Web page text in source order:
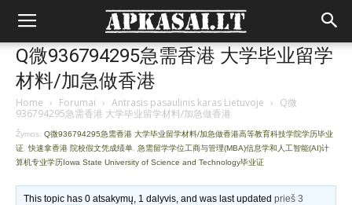
Q微936794295急需香港 大学毕业留学
材料/加急做香港
Home › Forumai › Antrasis pasaulinis karas Lietuvoje › Q微
936794295急需香港 大学毕业留学材料/加急做香港
Žymos: Q微936794295急需香港 大学毕业留学材料/加急做香港高等教育科技学院学历毕业
证 快速拿香港 院校假文凭成绩单 急需留学学位工商与管理(MBA)信息学和人工智能(AI)计
算机专业学历Iowa State University of Science and Technology毕业证
This topic has 0 atsakymų, 1 dalyvis, and was last updatedprieš 3